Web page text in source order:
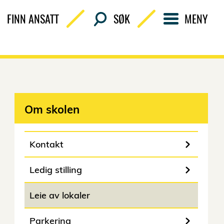
FINN ANSATT SØK MENY
Om skolen
Kontakt
Ledig stilling
Leie av lokaler
Parkering